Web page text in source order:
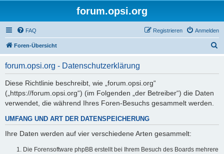
forum.opsi.org
FAQ Anmelden
Registrieren
Foren-Übersicht
forum.opsi.org - Datenschutzerklärung
Diese Richtlinie beschreibt, wie „forum.opsi.org“
(„https://forum.opsi.org“) (im Folgenden „der Betreiber“) die Daten
verwendet, die während Ihres Foren-Besuchs gesammelt werden.
UMFANG UND ART DER DATENSPEICHERUNG
Ihre Daten werden auf vier verschiedene Arten gesammelt:
Die Forensoftware phpBB erstellt bei Ihrem Besuch des Boards mehrere